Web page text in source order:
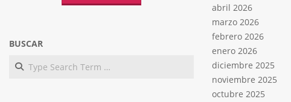
BUSCAR
Search
abril 2026
marzo 2026
febrero 2026
enero 2026
diciembre 2025
noviembre 2025
octubre 2025